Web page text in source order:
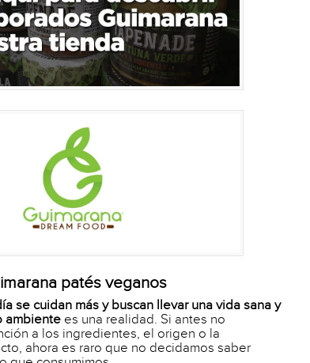
patés veganos
se cuidan más y buscan llevar una vida sana y
ambiente es una realidad. Si antes no
a los ingredientes, el origen o la
ahora es raro que no decidamos saber